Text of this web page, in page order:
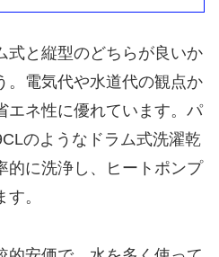
式と縦型のどちらが良いか
。電気代や水道代の観点か
エネ性に優れています。パ
のようなドラム式洗濯乾
的に洗浄し、ヒートポンプ
。